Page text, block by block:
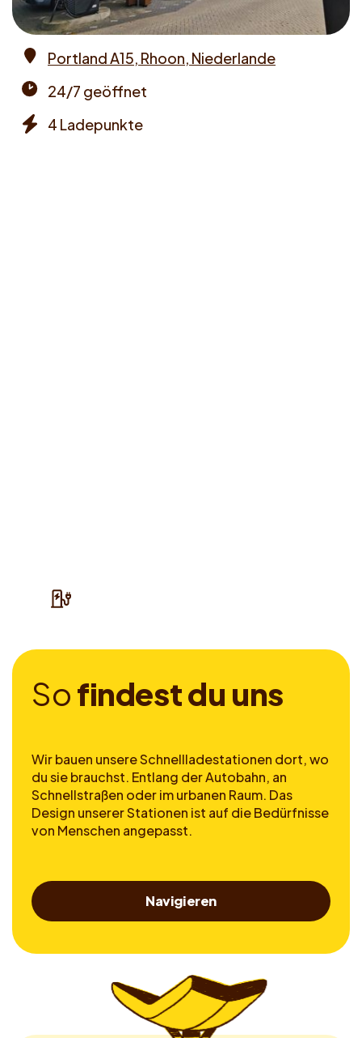
Portland A15, Rhoon, Niederlande
times
24/7 geöffnet
4 Ladepunkte
Sofindestdu uns
Wir bauen unsere Schnellladestationen dort, wo
du sie brauchst. Entlang der Autobahn, an
Schnellstraßen oder im urbanen Raum. Das
Design unserer Stationen ist auf die Bedürfnisse
von Menschen angepasst.
Navigieren